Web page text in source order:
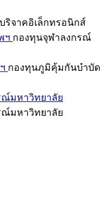
ริจาคอิเล็กทรอนิกส์
ฯ กองทุนจุฬาลงกรณ์
กองทุนภูมิคุ้มกันบำบัด
ณ์มหาวิทยาลัย
ณ์มหาวิทยาลัย